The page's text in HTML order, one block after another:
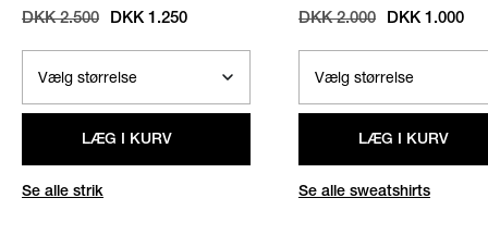
STRIK / SAND
DKK 2.500 DKK 1.250
LÆG I KURV
Se alle strik
SWEATSHIRT
/ NAVY
DKK 2.000 DKK 1.000
LÆG I KURV
Se alle sweatshirts